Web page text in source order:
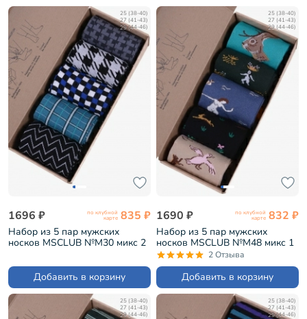
25 (38-40)
27 (41-43)
29 (44-46)
1696 ₽ по клубной
карте 835 ₽
Набор из 5 пар мужских
носков MSCLUB №М30 микс 2
Добавить в корзину
25 (38-40)
27 (41-43)
29 (44-46)
1690 ₽ по клубной
карте 832 ₽
Набор из 5 пар мужских
носков MSCLUB №М48 микс 1
(ВИ5-НМ48)2 Отзыва
Добавить в корзину
25 (38-40)
27 (41-43)
29 (44-46)
25 (38-40)
27 (41-43)
29 (44-46)